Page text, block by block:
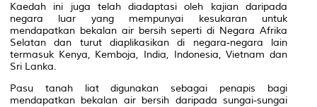
Kaedah ini juga telah diadaptasi oleh kajian daripada
negara luar yang mempunyai kesukaran untuk
mendapatkan bekalan air bersih seperti di Negara Afrika
Selatan dan turut diaplikasikan di negara-negara lain
termasuk Kenya, Kemboja, India, Indonesia, Vietnam dan
Sri Lanka.
Pasu tanah liat digunakan sebagai penapis bagi
mendapatkan bekalan air bersih daripada sungai-sungai